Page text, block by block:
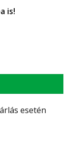
is!
kihúzható
esetén